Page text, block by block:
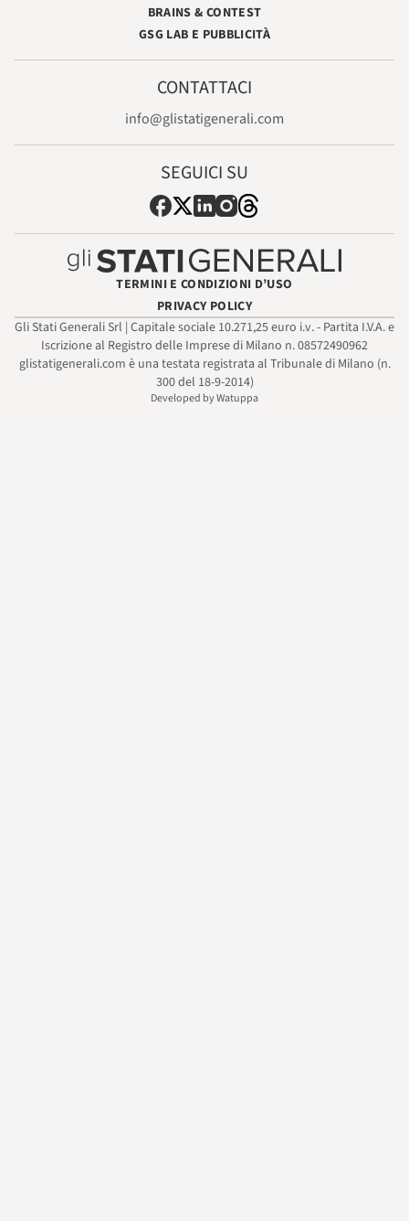
BRAINS & CONTEST
GSG LAB E PUBBLICITÀ
CONTATTACI
info@glistatigenerali.com
SEGUICI SU
TERMINI E CONDIZIONI D’USO
PRIVACY POLICY
Gli Stati Generali Srl | Capitale sociale 10.271,25 euro i.v. - Partita I.V.A. e
Iscrizione al Registro delle Imprese di Milano n. 08572490962
glistatigenerali.com è una testata registrata al Tribunale di Milano (n.
300 del 18-9-2014)
Developed by Watuppa